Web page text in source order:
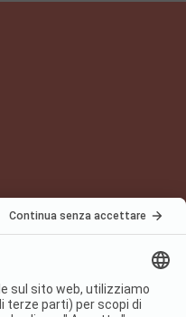
Condizioni d'uso